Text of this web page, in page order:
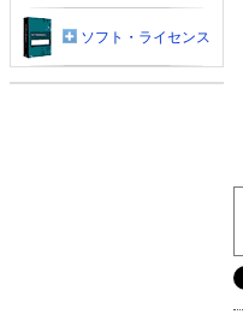
ソフト・ライセンス